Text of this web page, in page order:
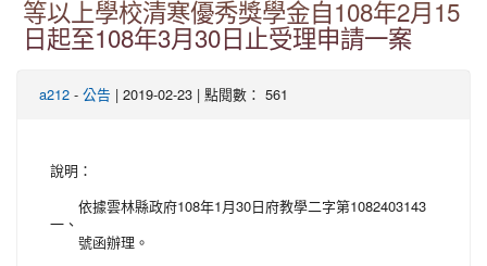
等以上學校清寒優秀獎學金自108年2月15
日起至108年3月30日止受理申請一案
a212 - 公告 | 2019-02-23 | 點閱數： 561
說明：
一、
依據雲林縣政府108年1月30日府教學二字第1082403143
號函辦理。